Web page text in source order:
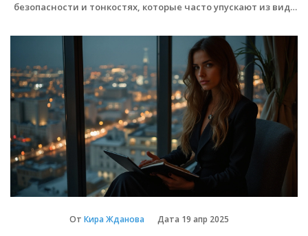
безопасности и тонкостях, которые часто упускают из виду
отличается от других городов, какие ожидания бывают у
заказчиков и девушек, и на что стоит обратить внимание
при выборе сервиса или специалиста. Будут полезные
советы и реальные примеры, чтобы не попасть в
неприятную ситуацию.
От Кира Жданова Дата 19 апр 2025